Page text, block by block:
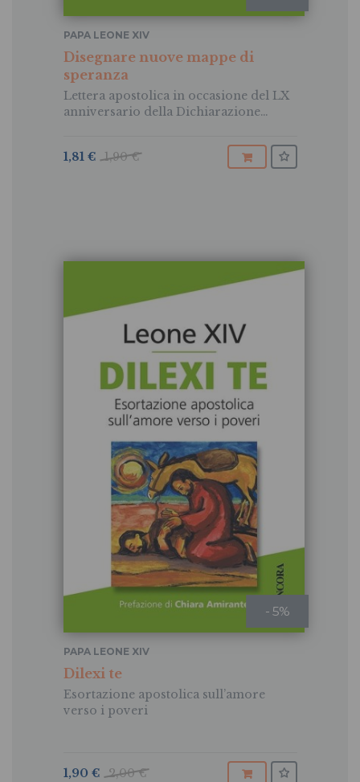
Disegnare nuove mappe di
speranza
Lettera apostolica in occasione del LX
anniversario della Dichiarazione
PAPA LEONE XIV
1,90 €
1,81 €
- 5%
Dilexi te
Esortazione apostolica sull’amore
verso i poveri
PAPA LEONE XIV
2,00 €
1,90 €